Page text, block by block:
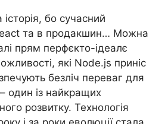
бо сучасний
та в продакшин… Можна
прям перфєкто-ідеалє
які Node.js приніс
безліч переваг для
один із найкращих
розвитку. Технологія